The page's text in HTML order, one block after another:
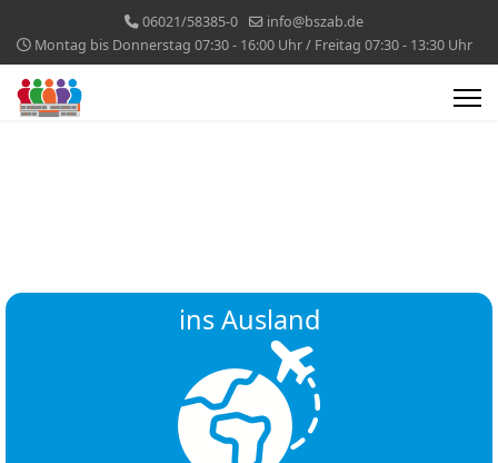
06021/58385-0
info@bszab.de
Montag bis Donnerstag 07:30 - 16:00 Uhr / Freitag 07:30 - 13:30 Uhr
ins Ausland